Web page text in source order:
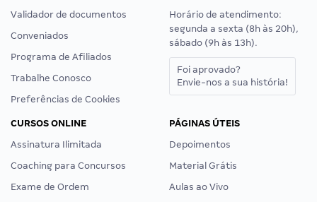
Validador de documentos
Conveniados
Programa de Afiliados
Trabalhe Conosco
Preferências de Cookies
Horário de atendimento:
segunda a sexta (8h às 20h),
sábado (9h às 13h).
Foi aprovado?
Envie-nos a sua história!
CURSOS ONLINE
Assinatura Ilimitada
Coaching para Concursos
Exame de Ordem
PÁGINAS ÚTEIS
Depoimentos
Material Grátis
Aulas ao Vivo